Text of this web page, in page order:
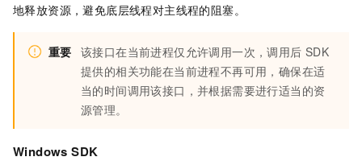
地释放资源，避免底层线程对主线程的阻塞。
重要 该接口在当前进程仅允许调用一次，调用后 SDK
提供的相关功能在当前进程不再可用，确保在适
当的时间调用该接口，并根据需要进行适当的资
源管理。
Windows SDK